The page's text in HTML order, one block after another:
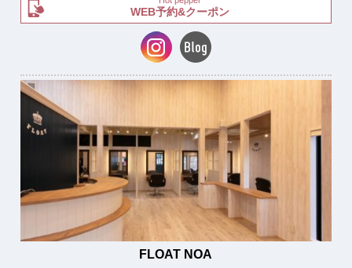
WEB予約&クーポン
FLOAT NOA